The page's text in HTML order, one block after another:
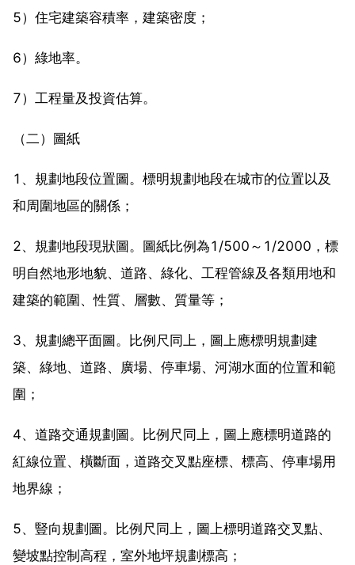
5）住宅建築容積率，建築密度；
6）綠地率。
7）工程量及投資估算。
（二）圖紙
1、規劃地段位置圖。標明規劃地段在城市的位置以及
和周圍地區的關係；
2、規劃地段現狀圖。圖紙比例為1/500～1/2000，標
明自然地形地貌、道路、綠化、工程管線及各類用地和
建築的範圍、性質、層數、質量等；
3、規劃總平面圖。比例尺同上，圖上應標明規劃建
築、綠地、道路、廣場、停車場、河湖水面的位置和範
圍；
4、道路交通規劃圖。比例尺同上，圖上應標明道路的
紅線位置、橫斷面，道路交叉點座標、標高、停車場用
地界線；
5、豎向規劃圖。比例尺同上，圖上標明道路交叉點、
變坡點控制高程，室外地坪規劃標高；